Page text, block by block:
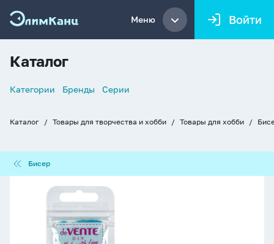
Меню Войти
Каталог
Список
Категории Бренды Серии
Каталог Товары для творчества и хобби Товары для хобби
Бисер
"deVENTE.
Opaque"